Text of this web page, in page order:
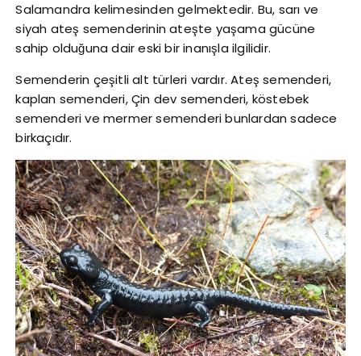
Salamandra kelimesinden gelmektedir. Bu, sarı ve
siyah ateş semenderinin ateşte yaşama gücüne
sahip olduğuna dair eski bir inanışla ilgilidir.
Semenderin çeşitli alt türleri vardır. Ateş semenderi,
kaplan semenderi, Çin dev semenderi, köstebek
semenderi ve mermer semenderi bunlardan sadece
birkaçıdır.